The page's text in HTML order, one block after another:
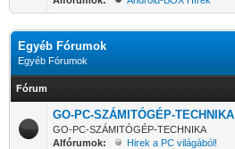
Egyéb Fórumok
Egyéb Fórumok
Fórum
GO-PC-SZÁMITÓGÉP-TECHNIKA
GO-PC-SZÁMITÓGÉP-TECHNIKA
Alfórumok:
Hirek a PC világából!